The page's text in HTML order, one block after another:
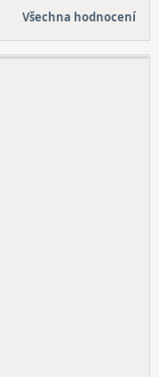
Všechna hodnocení